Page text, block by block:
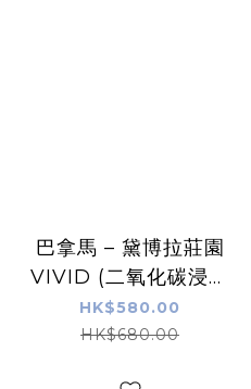
巴拿馬 – 黛博拉莊園
VIVID (二氧化碳浸漬
日曬 + 水洗乾燥) – 藝
伎
HK$580.00
HK$680.00